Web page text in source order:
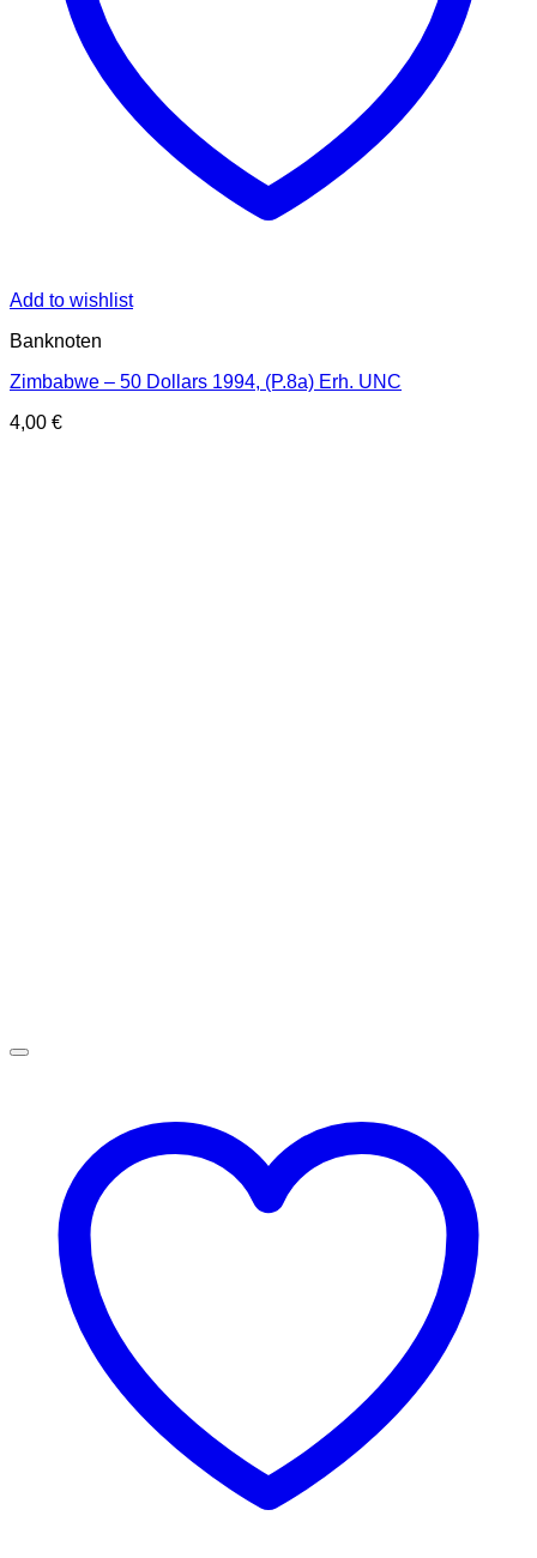
Add to wishlist
Banknoten
Zimbabwe – 50 Dollars 1994, (P.8a) Erh. UNC
4,00 €